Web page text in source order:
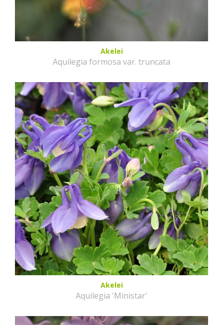
Akelei
Aquilegia formosa var. truncata
Akelei
Aquilegia 'Ministar'